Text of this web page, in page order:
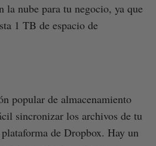
la nube para tu negocio, ya que
1 TB de espacio de
popular de almacenamiento
sincronizar los archivos de tu
de Dropbox. Hay un